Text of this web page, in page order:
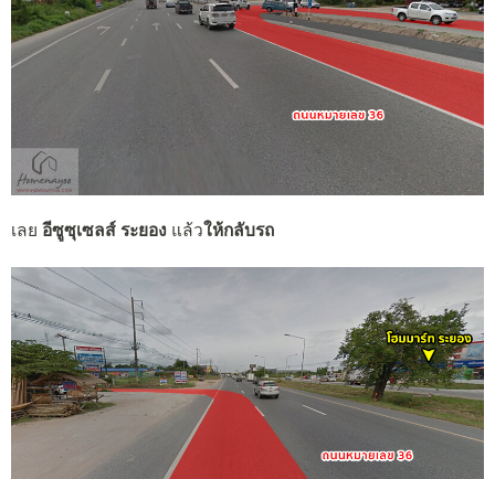
เลย อีซูซุเซลส์ ระยอง แล้วให้กลับรถ